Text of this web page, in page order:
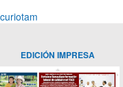
EDICIÓN IMPRESA